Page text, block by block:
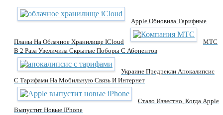
Apple Обновила Тарифные
Планы На Облачное Хранилище ICloud
МТС
В 2 Раза Увеличила Скрытые Поборы С Абонентов
Украине Предрекли Апокалипсис
С Тарифами На Мобильную Связь И Интернет
Стало Известно, Когда Apple
Выпустит Новые IPhone